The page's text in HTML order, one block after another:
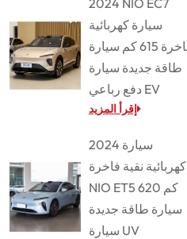
سيارة كهربائية
فاخرة 615 كم سيارة
طاقة جديدة سيارة
دفع رباعي EV
إقرأ المزيد
2024 سيارة
كهربائية نقية فاخرة
NIO ET5 620 كم
سيارة طاقة جديدة
سيارة UV